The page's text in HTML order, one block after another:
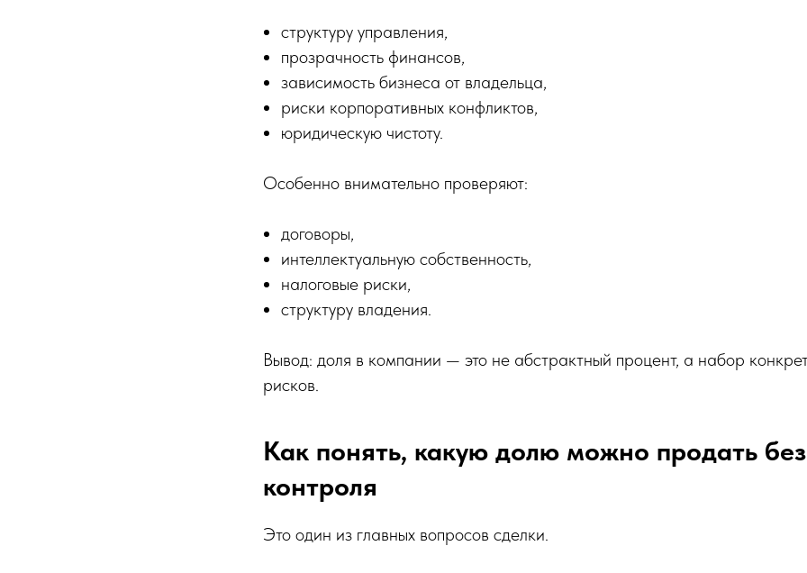
структуру управления,
прозрачность финансов,
зависимость бизнеса от владельца,
риски корпоративных конфликтов,
юридическую чистоту.
Особенно внимательно проверяют:
договоры,
интеллектуальную собственность,
налоговые риски,
структуру владения.
Вывод: доля в компании — это не абстрактный процент, а набор
рисков.
Как понять, какую долю можно продать
контроля
Это один из главных вопросов сделки.